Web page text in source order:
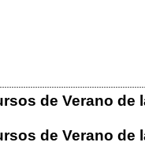
de Verano de
de Verano de